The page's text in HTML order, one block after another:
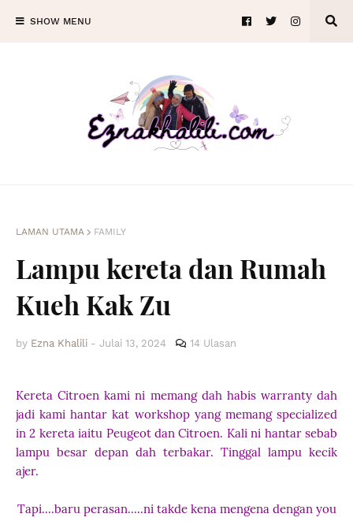
SHOW MENU
LAMAN UTAMA FAMILY
Lampu kereta dan Rumah
Kueh Kak Zu
by Ezna Khalili - Julai 13, 2024 14 Ulasan
Kereta Citroen kami ni memang dah habis warranty dah
jadi kami hantar kat workshop yang memang specialized
in 2 kereta iaitu Peugeot dan Citroen. Kali ni hantar sebab
lampu besar depan dah terbakar. Tinggal lampu kecik
ajer.
Tapi....baru perasan.....ni takde kena mengena dengan you